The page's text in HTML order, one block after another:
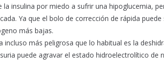
la insulina por miedo a sufrir una hipoglucemia,
Ya que el bolo de corrección de rápida
más bajas.
más peligrosa que lo habitual es la
puede agravar el estado hidroelectrolítico de